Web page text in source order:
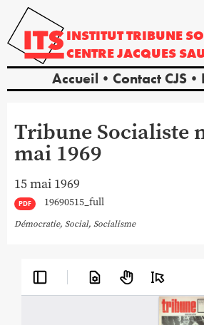
INSTITUTTRIBUNE
CENTREJACQUES
Accueil Contact CJS
Tribune Socialiste
mai 1969
15 mai 1969
PDF 19690515_full
Démocratie, Social, Socialisme